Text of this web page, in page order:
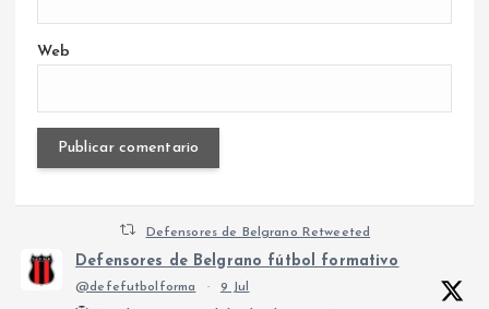
Web
Defensores de Belgrano Retweeted
Defensores de Belgrano fútbol formativo
@defefutbolforma · 9 Jul